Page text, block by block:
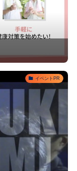
イベントPR